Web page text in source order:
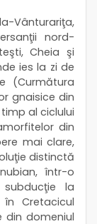
Vânturariţa,
nord-
Cheia şi
ies la zi de
(Curmătura
gnaisice din
al ciclului
din
mai clare,
distinctă
într-o
la
Cretacicul
din domeniul